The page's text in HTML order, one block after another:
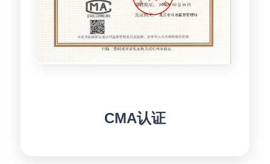
CMA认证